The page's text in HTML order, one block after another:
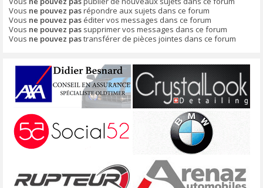
Vous ne pouvez pasrépondre aux sujets dans ce forum
Vous ne pouvez pas éditer vos messages dans ce forum
Vous ne pouvez pas supprimer vos messages dans ce forum
Vous ne pouvez pastransférer de pièces jointes dans ce forum